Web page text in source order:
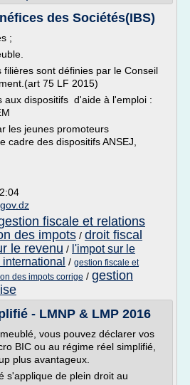
des Sociétés(IBS)
;
filières sont définies par le Conseil
75 LF 2015)
aux dispositifs d'aide à l'emploi :
les jeunes promoteurs
cadre des dispositifs ANSEJ,
fiscale et relations
des impots / droit fiscal
le revenu / l'impot sur le
/ gestion fiscale et
des impots corrige / gestion
- LMNP & LMP 2016
vous pouvez déclarer vos
BIC ou au régime réel simplifié,
plus avantageux.
s'applique de plein droit au